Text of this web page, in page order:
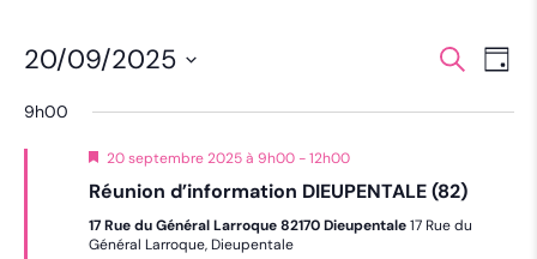
vues
Recherche
de
Jour
20/09/2025
une
date.
9h00
Mis
avant
20 septembre 2025 à 9h00-12h00
Réunion d’information DIEUPENTALE (82)
17 Rue du Général Larroque 82170 Dieupentale17 Rue du
Général Larroque, Dieupentale